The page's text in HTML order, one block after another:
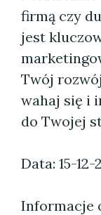
firmą czy
jest
Twój
wahaj się i
do Twojej
Data: 15-12-
Informacje